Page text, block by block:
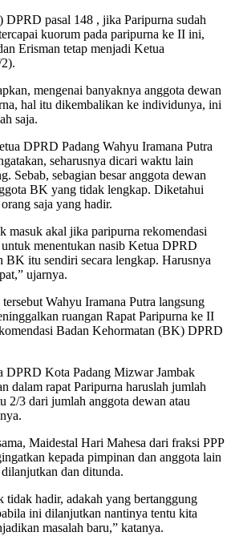
DPRD pasal 148 , jika Paripurna sudah
kuorum pada paripurna ke II ini,
Erisman tetap menjadi Ketua
mengenai banyaknya anggota dewan
hal itu dikembalikan ke individunya, ini
saja.
DPRD Padang Wahyu Iramana Putra
seharusnya dicari waktu lain
Sebab, sebagian besar anggota dewan
BK yang tidak lengkap. Diketahui
saja yang hadir.
masuk akal jika paripurna rekomendasi
menentukan nasib Ketua DPRD
BK itu sendiri secara lengkap. Harusnya
ujarnya.
Wahyu Iramana Putra langsung
ruangan Rapat Paripurna ke II
Badan Kehormatan (BK) DPRD
DPRD Kota Padang Mizwar Jambak
dalam rapat Paripurna haruslah jumlah
2/3 dari jumlah anggota dewan atau
Maidestal Hari Mahesa dari fraksi PPP
kepada pimpinan dan anggota lain
dan ditunda.
tidak hadir, adakah yang bertanggung
ini dilanjutkan nantinya tentu kita
masalah baru,” katanya.